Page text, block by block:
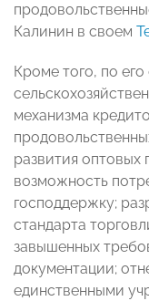
Калинин в своем
Кроме того, по
механизма
развития оптовых
возможность
господдержку;
стандарта
завышенных
документации;
единственными